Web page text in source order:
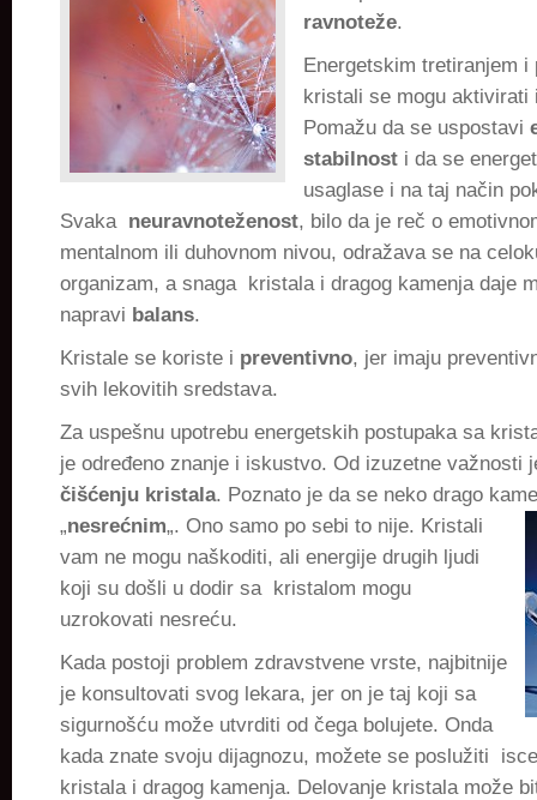
ravnoteže.
Energetskim tretiranjem i
kristali se mogu
Pomažu da se uspostavi
stabilnost i da se
usaglase i na taj način
Svaka neuravnoteženost, bilo da je reč o
mentalnom ili duhovnom nivou, odražava se na
organizam, a snaga kristala i dragog kamenja daje
napravi balans.
Kristale se koriste i preventivno, jer imaju
svih lekovitih sredstava.
Za uspešnu upotrebu energetskih postupaka sa
je određeno znanje i iskustvo. Od izuzetne važnosti
čišćenju kristala. Poznato je da se neko drago
„nesrećnim„. Ono samo po sebi to nije. Kristali
vam ne mogu naškoditi, ali energije drugih ljudi
koji su došli u dodir sa kristalom mogu
uzrokovati nesreću.
Kada postoji problem zdravstvene vrste, najbitnije
je konsultovati svog lekara, jer on je taj koji sa
sigurnošću može utvrditi od čega bolujete. Onda
kada znate svoju dijagnozu, možete se poslužiti
kristala i dragog kamenja. Delovanje kristala može